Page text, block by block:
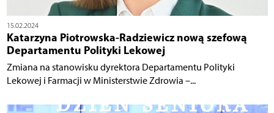
15.02.2024
Katarzyna Piotrowska-Radziewicz nową szefową
Departamentu Polityki Lekowej
Zmiana na stanowisku dyrektora Departamentu Polityki
Lekowej i Farmacji w Ministerstwie Zdrowia –...